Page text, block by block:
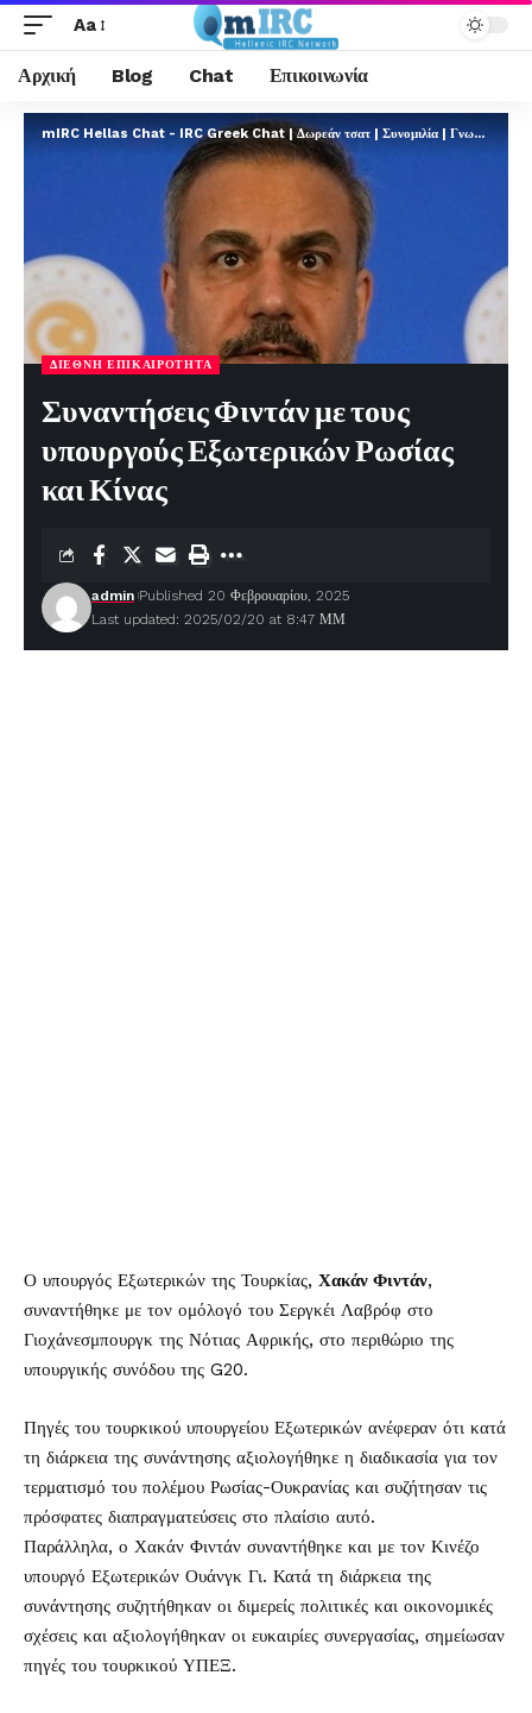
Aa
Αρχική Blog Chat Επικοινωνία
mIRC Hellas Chat - IRC Greek Chat | Δωρεάν τσατ | Συνομιλία | Γνωριμίες | FREE
ΔΙΕΘΝΉ ΕΠΙΚΑΙΡΌΤΗΤΑ
Συναντήσεις Φιντάν με τους
υπουργούς Εξωτερικών Ρωσίας
και Κίνας
Last updated: 2025/02/20 at 8:47 ΜΜ
admin Published 20 Φεβρουαρίου, 2025
Ο υπουργός Εξωτερικών της Τουρκίας, Χακάν Φιντάν,
συναντήθηκε με τον ομόλογό του Σεργκέι Λαβρόφ στο
Γιοχάνεσμπουργκ της Νότιας Αφρικής, στο περιθώριο της
υπουργικής συνόδου της G20.
Πηγές του τουρκικού υπουργείου Εξωτερικών ανέφεραν ότι κατά
τη διάρκεια της συνάντησης αξιολογήθηκε η διαδικασία για τον
τερματισμό του πολέμου Ρωσίας-Ουκρανίας και συζήτησαν τις
πρόσφατες διαπραγματεύσεις στο πλαίσιο αυτό.
Παράλληλα, ο Χακάν Φιντάν συναντήθηκε και με τον Κινέζο
υπουργό Εξωτερικών Ουάνγκ Γι. Κατά τη διάρκεια της
συνάντησης συζητήθηκαν οι διμερείς πολιτικές και οικονομικές
σχέσεις και αξιολογήθηκαν οι ευκαιρίες συνεργασίας, σημείωσαν
πηγές του τουρκικού ΥΠΕΞ.